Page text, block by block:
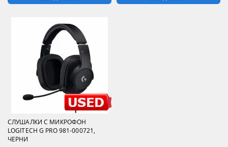
СЛУШАЛКИ С МИКРОФОН
LOGITECH G PRO 981-000721,
ЧЕРНИ